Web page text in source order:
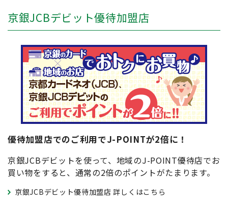
京銀JCBデビット優待加盟店
優待加盟店でのご利用でJ-POINTが2倍に！
京銀JCBデビットを使って、地域のJ-POINT優待店でお
買い物をすると、通常の2倍のポイントがたまります。
京銀JCBデビット優待加盟店 詳しくはこちら